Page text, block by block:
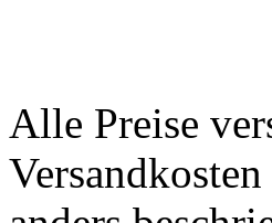
Alle Preise